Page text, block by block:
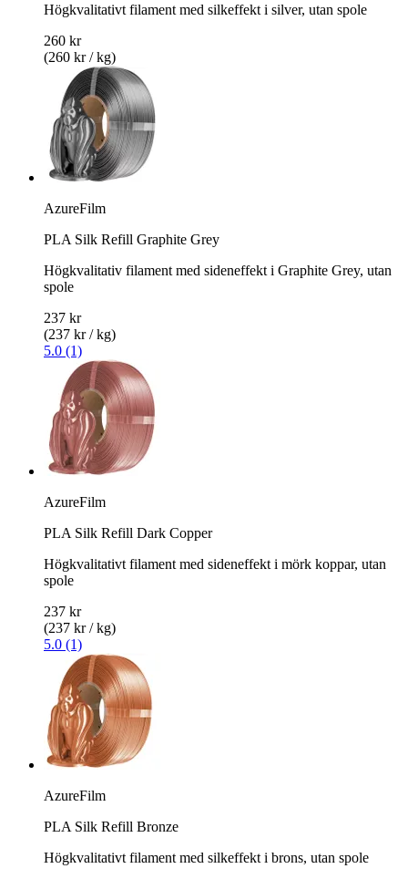
Högkvalitativt filament med silkeffekt i silver, utan spole
260 kr
(260 kr / kg)
AzureFilm
PLA Silk Refill Graphite Grey
Högkvalitativ filament med sideneffekt i Graphite Grey, utan
spole
237 kr
(237 kr / kg)
5.0 (1)
AzureFilm
PLA Silk Refill Dark Copper
Högkvalitativt filament med sideneffekt i mörk koppar, utan
spole
237 kr
(237 kr / kg)
5.0 (1)
AzureFilm
PLA Silk Refill Bronze
Högkvalitativt filament med silkeffekt i brons, utan spole